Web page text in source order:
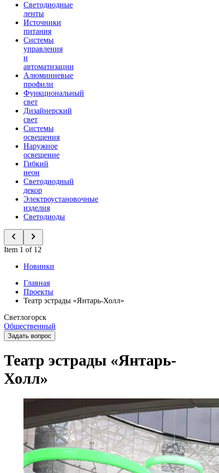
Светодиодные
ленты
Источники
питания
Системы
управления
и
автоматизации
Алюминиевые
профили
Функциональный
свет
Дизайнерский
свет
Системы
освещения
Наружное
освещение
Гибкий
неон
Светодиодный
декор
Электроустановочные
изделия
Светодиоды
Item 1 of 12
Новинки
Главная
Проекты
Театр эстрады «Янтарь-Холл»
Светлогорск
Общественный
Задать вопрос
Театр эстрады «Янтарь-
Холл»